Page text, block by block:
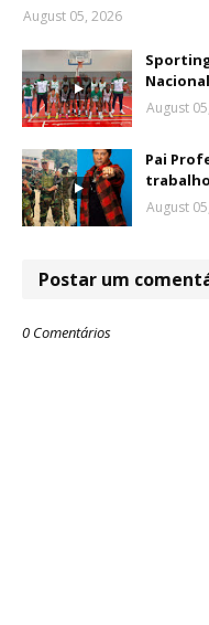
August 05, 2026
August
Pai
August
Postar um
0 Comentários